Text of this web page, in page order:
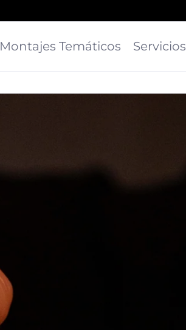
Montajes Temáticos Servicios